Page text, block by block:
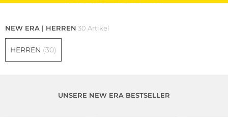
NEW ERA | HERREN 30 Artikel
HERREN (30)
UNSERE NEW ERA BESTSELLER